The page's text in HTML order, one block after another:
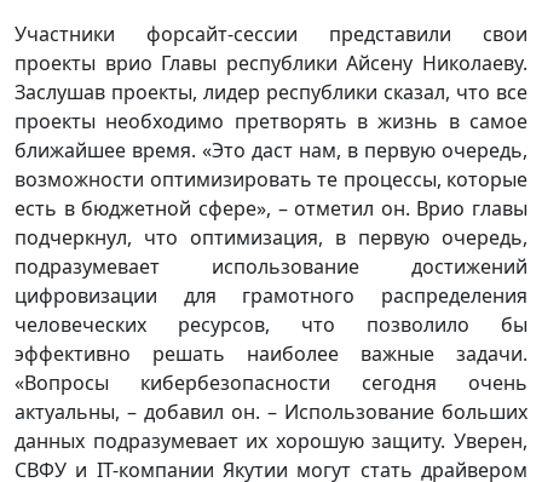
Участники форсайт-сессии представили свои
проекты врио Главы республики Айсену Николаеву.
Заслушав проекты, лидер республики сказал, что все
проекты необходимо претворять в жизнь в самое
ближайшее время. «Это даст нам, в первую очередь,
возможности оптимизировать те процессы, которые
есть в бюджетной сфере», – отметил он. Врио главы
подчеркнул, что оптимизация, в первую очередь,
подразумевает использование достижений
цифровизации для грамотного распределения
человеческих ресурсов, что позволило бы
эффективно решать наиболее важные задачи.
«Вопросы кибербезопасности сегодня очень
актуальны, – добавил он. – Использование больших
данных подразумевает их хорошую защиту. Уверен,
СВФУ и IT-компании Якутии могут стать драйвером